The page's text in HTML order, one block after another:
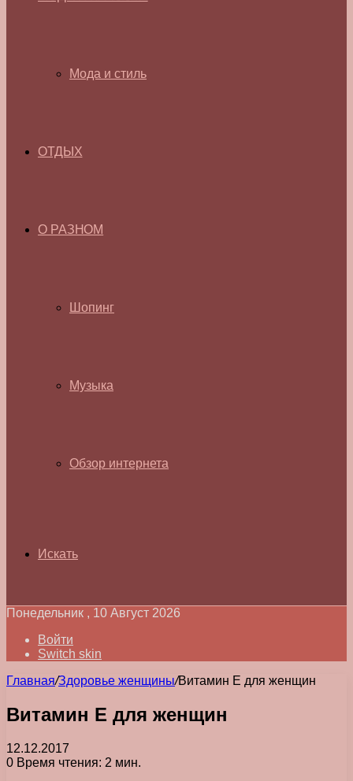
Мода и стиль
ОТДЫХ
О РАЗНОМ
Шопинг
Музыка
Обзор интернета
Искать
Понедельник , 10 Август 2026
Войти
Switch skin
Главная/Здоровье женщины/Витамин Е для женщин
Витамин Е для женщин
12.12.2017
0 Время чтения: 2 мин.